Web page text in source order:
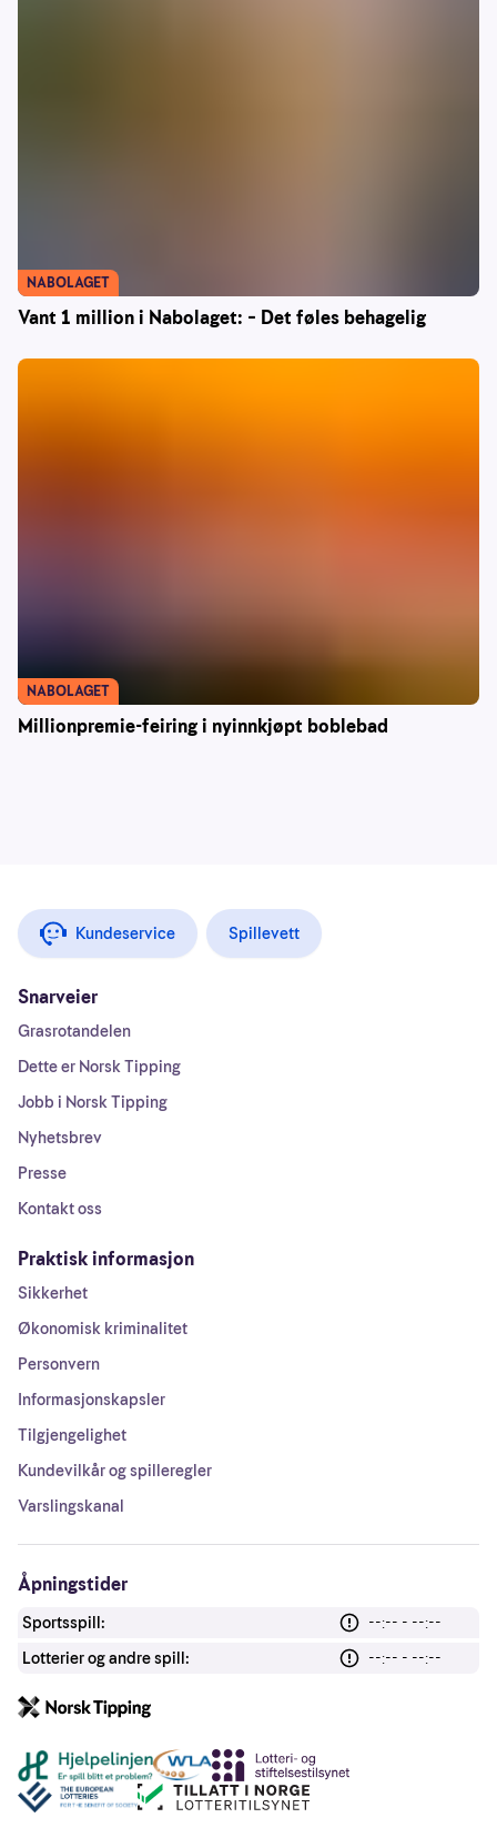
Vant 1 million i Nabolaget: – Det føles behagelig
NABOLAGET
Millionpremie-feiring i nyinnkjøpt boblebad
NABOLAGET
Kundeservice Spillevett
Snarveier
Grasrotandelen
Dette er Norsk Tipping
Jobb i Norsk Tipping
Nyhetsbrev
Presse
Kontakt oss
Praktisk informasjon
Sikkerhet
Økonomisk kriminalitet
Personvern
Informasjonskapsler
Tilgjengelighet
Kundevilkår og spilleregler
Varslingskanal
Åpningstider
Sportsspill:
--:-- - --:--
Lotterier og andre spill:
--:-- - --:--
Andre lenker